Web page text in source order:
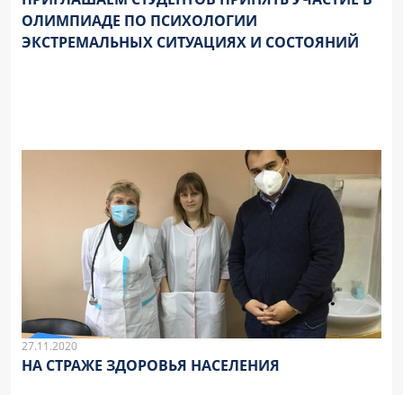
ОЛИМПИАДЕ ПО ПСИХОЛОГИИ
ЭКСТРЕМАЛЬНЫХ СИТУАЦИЯХ И СОСТОЯНИЙ
27.11.2020
НА СТРАЖЕ ЗДОРОВЬЯ НАСЕЛЕНИЯ